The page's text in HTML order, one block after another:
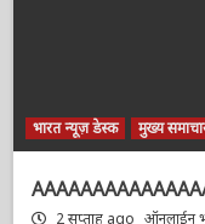
मुख्य समाचार